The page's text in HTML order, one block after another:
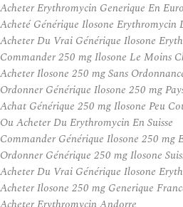
Acheter Erythromycin Generique En
Acheté Générique Ilosone Erythromycin
Acheter Du Vrai Générique Ilosone
Commander 250 mg Ilosone Le Moins
Acheter Ilosone 250 mg Sans
Ordonner Générique Ilosone 250 mg
Achat Générique 250 mg Ilosone Peu
Ou Acheter Du Erythromycin En Suisse
Commander Générique Ilosone 250 mg
Ordonner Générique 250 mg Ilosone
Acheter Du Vrai Générique Ilosone
Acheter Ilosone 250 mg Generique